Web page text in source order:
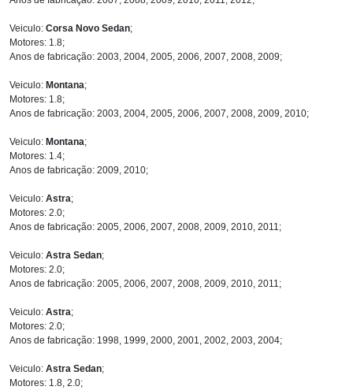
Veiculo: Corsa Novo Sedan;
Motores: 1.8;
Anos de fabricação: 2003, 2004, 2005, 2006, 2007, 2008, 2009;
Veiculo: Montana;
Motores: 1.8;
Anos de fabricação: 2003, 2004, 2005, 2006, 2007, 2008, 2009, 2010;
Veiculo: Montana;
Motores: 1.4;
Anos de fabricação: 2009, 2010;
Veiculo: Astra;
Motores: 2.0;
Anos de fabricação: 2005, 2006, 2007, 2008, 2009, 2010, 2011;
Veiculo: Astra Sedan;
Motores: 2.0;
Anos de fabricação: 2005, 2006, 2007, 2008, 2009, 2010, 2011;
Veiculo: Astra;
Motores: 2.0;
Anos de fabricação: 1998, 1999, 2000, 2001, 2002, 2003, 2004;
Veiculo: Astra Sedan;
Motores: 1.8, 2.0;